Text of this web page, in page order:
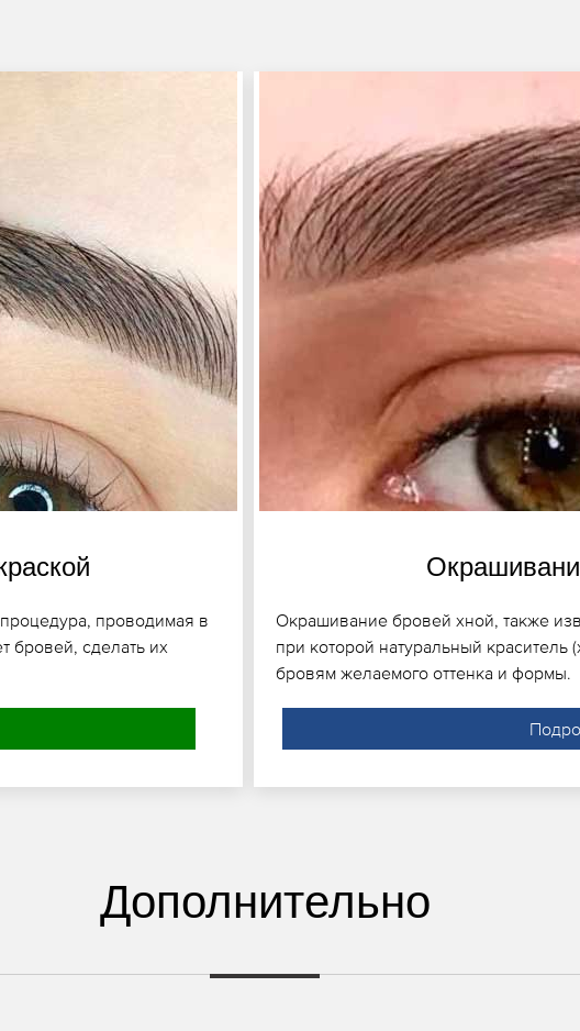
проводимая в
бровей, сделать их
Окрашивание бровей хной, также
при которой натуральный краситель
бровям желаемого оттенка и формы.
Дополнительно